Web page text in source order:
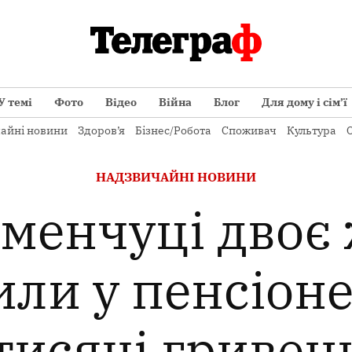
темі Фото Відео Війна Блог Для дому і сім’ї
новини Здоров’я Бізнес/Робота Споживач Культура
ОПУБЛІКОВАНО
НАДЗВИЧАЙНІ НОВИНИ
двоє
у